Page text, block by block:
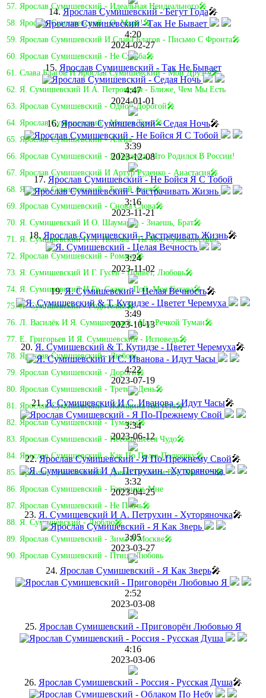
57. Ярослав Сумишевский - Идеальная Неидеального🎤
58. Ярослав Сумишевский - О, Мари!🎤
59. Ярослав Сумишевский И Слава Благов - Письмо С Фронта🎤
60. Ярослав Сумишевский - Не Судьба🎤
61. Слава Благов И Ярослав Сумишевский - Мои Друзья🎤
62. Я. Сумишевский И А. Петровская - Ближе, Чем Мы Есть
63. Ярослав Сумишевский - Одной Дорогой🎤
64. Ярослав Сумишевский - Мчатся Тучи🎤
65. Ярослав Сумишевский - Алёна
66. Ярослав Сумишевский - Я Горжусь, Что Родился В России!
67. Ярослав Сумишевский И Артур Руденко - Анастасия🎤
68. Ярослав Сумишевский - Белый Аист🎤
69. Ярослав Сумишевский - Снова Слова🎤
70. Я. Сумишевский И О. Шаумаров - Знаешь, Брат🎤
71. Я. Сумишевский И Л. Попова - Ты Моё Сумасшествие
72. Ярослав Сумишевский - Романс🎤
73. Я. Сумишевский И Г. Гусев - Привет, Любовь🎤
74. Я. Сумишевский И Гр. Садко - Пой, Моя Гитара🎤
75. Я. Сумишевский - Родителям🎤
76. Л. Василёк И Я. Сумишевский - Над Речкой Туман🎤
77. Е. Григорьев И Я. Сумишевский - Исповедь🎤
78. Ярослав Сумишевский - Любовь
79. Ярослав Сумишевский - Дороги🎤
80. Ярослав Сумишевский - Третий День🎤
81. Ярослав Сумишевский - Женщина Августа🎤
82. Ярослав Сумишевский - Туманы🎤
83. Ярослав Сумишевский - Несбывшееся Чудо🎤
84. Ярослав Сумишевский - Как По Полю-Полюшку🎤
85. Ярослав Сумишевский - Давай Оставим Всё, Как Есть🎤
86. Ярослав Сумишевский - Говоришь Мне
87. Ярослав Сумишевский - Не Плачь🎤
88. Я. Сумишевский - Люблю🎤
89. Ярослав Сумишевский - Зима В Москве🎤
90. Ярослав Сумишевский - Птица-Любовь
14.Ярослав Сумишевский - Бегут Года🎤
4:20
2024-02-27
15. Ярослав Сумишевский - Так Не Бывает
4:47
2024-01-01
16.Ярослав Сумишевский - Седая Ночь🎤
3:39
2023-12-08
17. Ярослав Сумишевский - Не Бойся Я С Тобой
3:16
2023-11-21
18. Ярослав Сумишевский - Растрачивать Жизнь🎤
3:24
2023-11-02
19.Я. Сумишевский - Целая Вечность🎤
3:49
2023-10-13
20.Я. Сумишевский & Т. Кутидзе - Цветет Черемуха🎤
4:22
2023-07-19
21.Я. Сумишевский И С. Иванова - Идут Часы🎤
3:34
2023-06-12
22.Ярослав Сумишевский - Я По-Прежнему Свой🎤
3:32
2023-04-25
23. Я. Сумишевский И А. Петрухин - Хуторяночка🎤
3:05
2023-03-27
24. Ярослав Сумишевский - Я Как Зверь🎤
2:52
2023-03-08
25. Ярослав Сумишевский - Приговорён Любовью Я
4:16
2023-03-06
26. Ярослав Сумишевский - Россия - Русская Душа🎤